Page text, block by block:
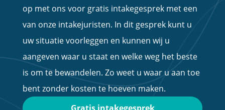
op met ons voor gratis intakegesprek met een
van onze intakejuristen. In dit gesprek kunt u
uw situatie voorleggen en kunnen wij u
aangeven waar u staat en welke weg het beste
is om te bewandelen. Zo weet u waar u aan toe
bent zonder kosten te hoeven maken.